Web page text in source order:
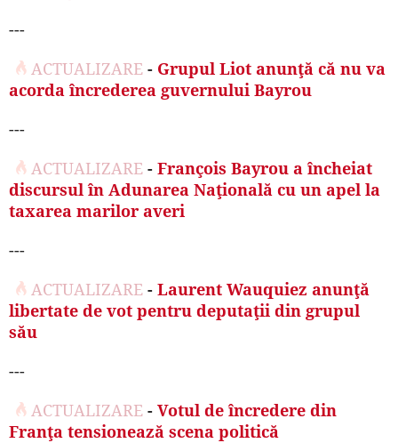
---
ACTUALIZARE - Grupul Liot anunţă că nu va
acorda încrederea guvernului Bayrou
---
ACTUALIZARE - François Bayrou a încheiat
discursul în Adunarea Naţională cu un apel la
taxarea marilor averi
---
ACTUALIZARE - Laurent Wauquiez anunţă
libertate de vot pentru deputaţii din grupul
său
---
ACTUALIZARE - Votul de încredere din
Franţa tensionează scena politică